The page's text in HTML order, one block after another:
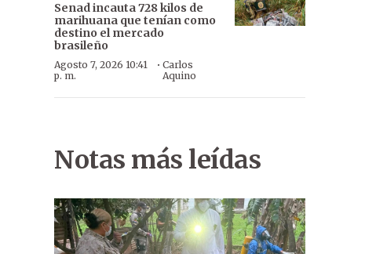
Senad incauta 728 kilos de
marihuana que tenían como
destino el mercado
brasileño
Agosto 7, 2026 10:41
p. m.
· Carlos
Aquino
Notas más leídas